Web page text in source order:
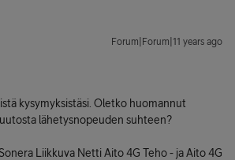
Forum|Forum|11 years ago
kysymyksistäsi. Oletko huomannut
lähetysnopeuden suhteen?
Liikkuva Netti Aito 4G Teho - ja Aito 4G